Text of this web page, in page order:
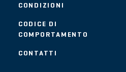
CONDIZIONI
CODICE DI
COMPORTAMENTO
CONTATTI